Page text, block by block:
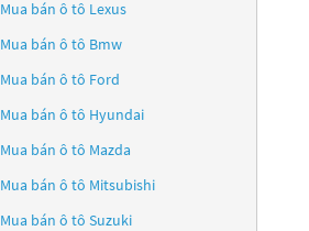
Mua bán ô tô Lexus
Mua bán ô tô Bmw
Mua bán ô tô Ford
Mua bán ô tô Hyundai
Mua bán ô tô Mazda
Mua bán ô tô Mitsubishi
Mua bán ô tô Suzuki